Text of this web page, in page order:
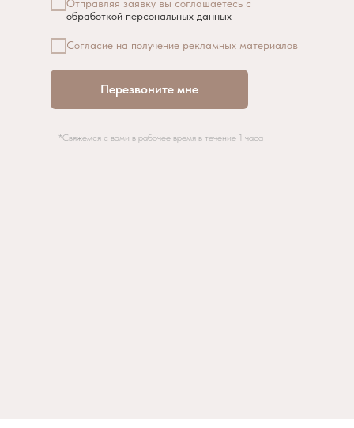
Отправляя заявку вы соглашаетесь с
обработкой персональных данных
Согласие на получение рекламных материалов
Перезвоните мне
*Свяжемся с вами в рабочее время в течение 1 часа